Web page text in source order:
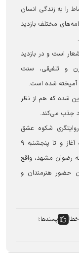
را به زندگی انسان
مختلف بازدید
است و در بازدید
و تلفیقی، سنت
آمیخته شده است.
شده که هم از نظر
جذب می‌کند.
شکوه عشق
دوستی و فلسفه زندگی، از شنبه ۶ اسفندماه آغاز و تا پنجشنبه ۹
‌و ۱۶ ‌تا ۱۹ ‌در نگارخانه رضوان مشهد، واقع
سنگی، کوه سنگی 17 میزبان حضور هنرمندان و
پسندها: